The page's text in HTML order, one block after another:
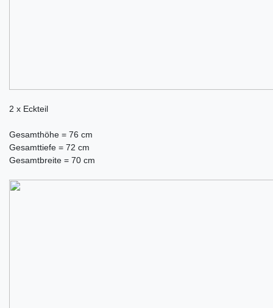
2 x Eckteil
Gesamthöhe = 76 cm
Gesamttiefe = 72 cm
Gesamtbreite = 70 cm